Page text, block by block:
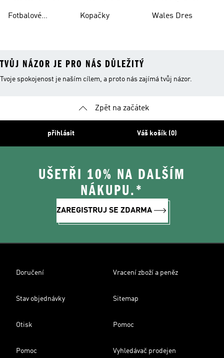
Fotbalové
Kopačky Wales Dres
TVŮJ NÁZOR JE PRO NÁS DŮLEŽITÝ
Tvoje spokojenost je naším cílem, a proto nás zajímá tvůj názor.
Zpět na začátek
přihlásit Váš košík (0)
UŠETŘI 10% NA DALŠÍM
NÁKUPU.*
ZAREGISTRUJ SE ZDARMA
Doručení Vracení zboží a peněz
Stav objednávky Sitemap
Otisk Pomoc
Pomoc Vyhledávač prodejen